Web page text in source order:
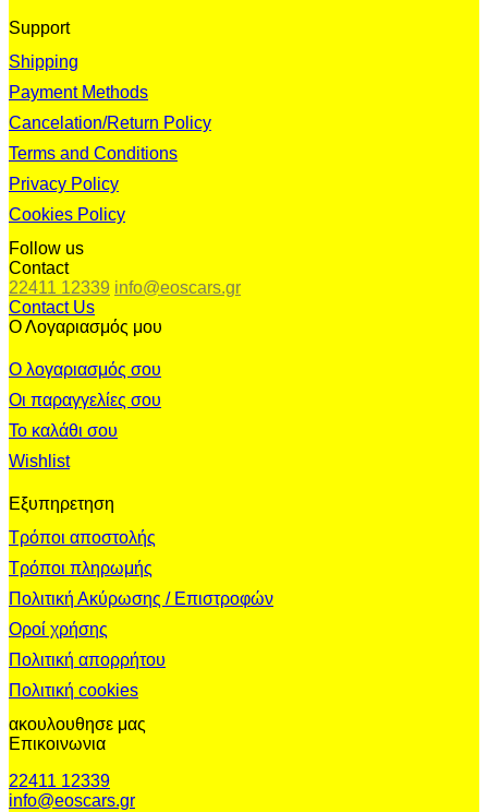
Support
Shipping
Payment Methods
Cancelation/Return Policy
Terms and Conditions
Privacy Policy
Cookies Policy
Follow us
Contact
22411 12339 info@eoscars.gr
Contact Us
Ο Λογαριασμός μου
Ο λογαριασμός σου
Οι παραγγελίες σου
Το καλάθι σου
Wishlist
Εξυπηρετηση
Τρόποι αποστολής
Τρόποι πληρωμής
Πολιτική Ακύρωσης / Επιστροφών
Οροί χρήσης
Πολιτική απορρήτου
Πολιτική cookies
ακουλουθησε μας
Επικοινωνια
22411 12339
info@eoscars.gr